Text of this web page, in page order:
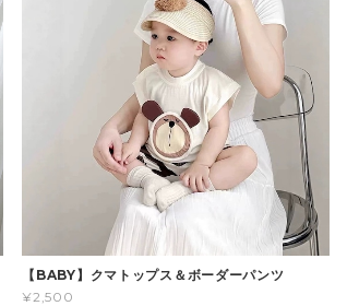
【BABY】クマトップス＆ボーダーパンツ
¥2,500